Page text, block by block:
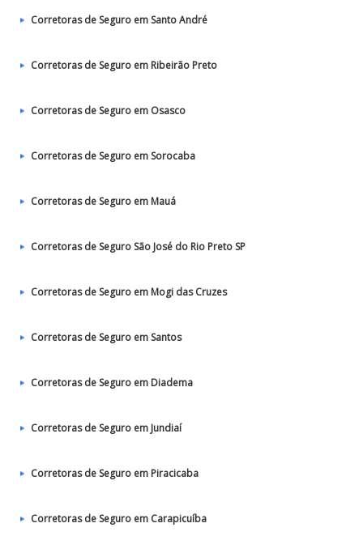
Corretoras de Seguro em Santo André
Corretoras de Seguro em Ribeirão Preto
Corretoras de Seguro em Osasco
Corretoras de Seguro em Sorocaba
Corretoras de Seguro em Mauá
Corretoras de Seguro São José do Rio Preto SP
Corretoras de Seguro em Mogi das Cruzes
Corretoras de Seguro em Santos
Corretoras de Seguro em Diadema
Corretoras de Seguro em Jundiaí
Corretoras de Seguro em Piracicaba
Corretoras de Seguro em Carapicuíba